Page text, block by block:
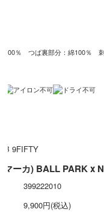
ル100％ つば裏部分：綿100％
(マーカ) BALL PARK x
399222010
9,900円(税込)